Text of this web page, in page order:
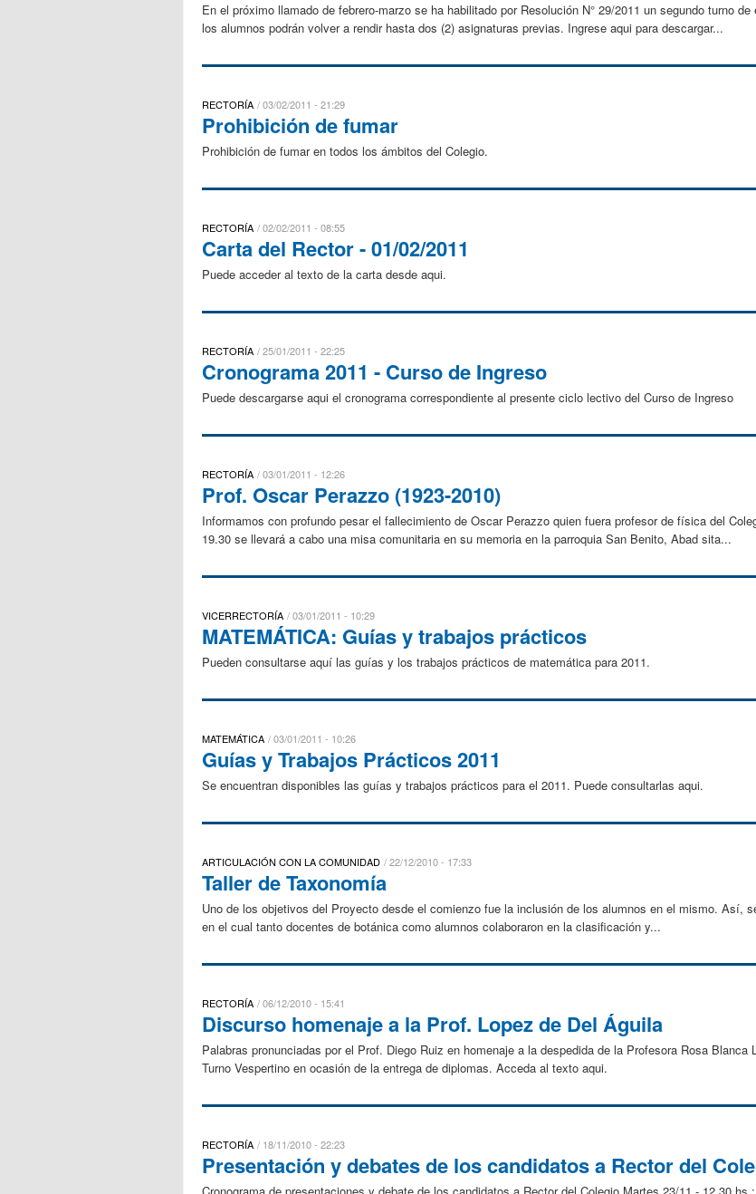
En el próximo llamado de febrero-marzo se ha habilitado por Resolución N° 29/2011 un segundo turno
los alumnos podrán volver a rendir hasta dos (2) asignaturas previas. Ingrese aqui para descargar...
RECTORÍA 03/02/2011 - 21:29
Prohibición de fumar
Prohibición de fumar en todos los ámbitos del Colegio.
RECTORÍA 02/02/2011 - 08:55
Carta del Rector - 01/02/2011
Puede acceder al texto de la carta desde aqui.
RECTORÍA 25/01/2011 - 22:25
Cronograma 2011 - Curso de Ingreso
Puede descargarse aqui el cronograma correspondiente al presente ciclo lectivo del Curso de Ingreso
RECTORÍA 03/01/2011 - 12:26
Prof. Oscar Perazzo (1923-2010)
Informamos con profundo pesar el fallecimiento de Oscar Perazzo quien fuera profesor de física del
19.30 se llevará a cabo una misa comunitaria en su memoria en la parroquia San Benito, Abad sita...
VICERRECTORÍA 03/01/2011 - 10:29
MATEMÁTICA: Guías y trabajos prácticos
Pueden consultarse aquí las guías y los trabajos prácticos de matemática para 2011.
MATEMÁTICA 03/01/2011 - 10:26
Guías y Trabajos Prácticos 2011
Se encuentran disponibles las guías y trabajos prácticos para el 2011. Puede consultarlas aqui.
ARTICULACIÓN CON LA COMUNIDAD 22/12/2010 - 17:33
Taller de Taxonomía
Uno de los objetivos del Proyecto desde el comienzo fue la inclusión de los alumnos en el mismo. Así,
en el cual tanto docentes de botánica como alumnos colaboraron en la clasificación y...
RECTORÍA 06/12/2010 - 15:41
Discurso homenaje a la Prof. Lopez de Del Águila
Palabras pronunciadas por el Prof. Diego Ruiz en homenaje a la despedida de la Profesora Rosa
Turno Vespertino en ocasión de la entrega de diplomas. Acceda al texto aqui.
RECTORÍA 18/11/2010 - 22:23
Presentación y debates de los candidatos a Rector del